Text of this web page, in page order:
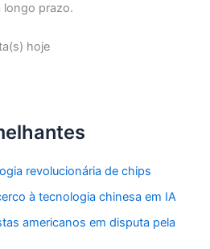
longo prazo.
hoje
revolucionária de chips
à tecnologia chinesa em IA
americanos em disputa pela